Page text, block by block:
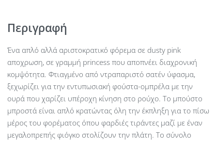
Περιγραφή
Ένα απλό αλλά αριστοκρατικό φόρεμα σε dusty pink
αποχρωση, σε γραμμή princess που αποπνέει διαχρονική
κομψότητα. Φτιαγμένο από ντραπαριστό σατέν ύφασμα,
ξεχωρίζει για την εντυπωσιακή φούστα-ομπρέλα με την
ουρά που χαρίζει υπέροχη κίνηση στο ρούχο. Το μπούστο
μπροστά είναι απλό κρατώντας όλη την έκπληξη για το πίσω
μέρος του φορέματος όπου φαρδιές τιράντες μαζί με έναν
μεγαλοπρεπής φιόγκο στολίζουν την πλάτη. Το σύνολο